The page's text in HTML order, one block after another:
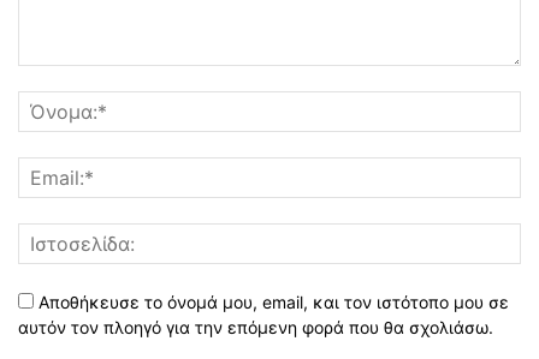
Αποθήκευσε το όνομά μου, email, και τον ιστότοπο μου σε
αυτόν τον πλοηγό για την επόμενη φορά που θα σχολιάσω.